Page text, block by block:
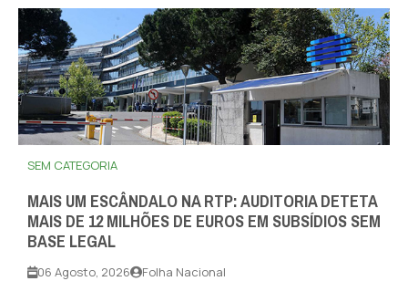
SEM CATEGORIA
MAIS UM ESCÂNDALO NA RTP: AUDITORIA DETETA
MAIS DE 12 MILHÕES DE EUROS EM SUBSÍDIOS SEM
BASE LEGAL
06 Agosto, 2026 Folha Nacional